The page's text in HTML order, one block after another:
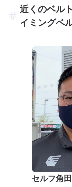
近くのベル
イミングベ
セルフ角